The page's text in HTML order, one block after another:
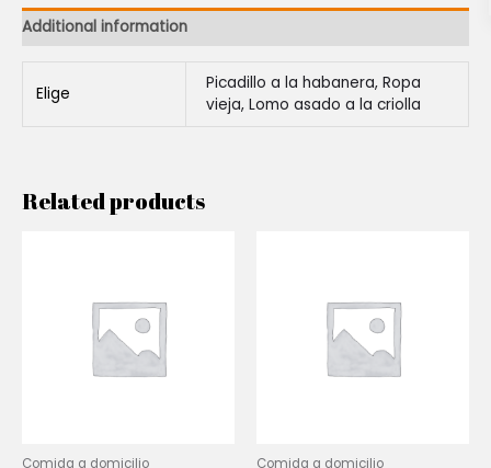
Additional information
Elige
Picadillo a la habanera, Ropa
vieja, Lomo asado a la criolla
Related products
Comida a domicilio Comida a domicilio